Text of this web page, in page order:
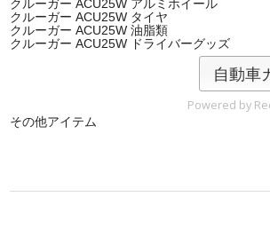
クルーガー ACU25W アルミホイール
クルーガー ACU25W タイヤ
クルーガー ACU25W 油脂類
クルーガー ACU25W ドライバーグッズ
自動車
Powered by
その他アイテム